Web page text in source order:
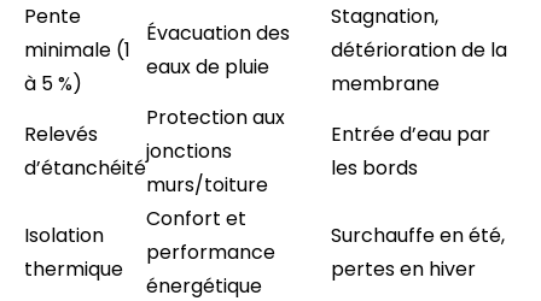
Pente
minimale (1
à 5 %)
Évacuation des
eaux de pluie
Stagnation,
détérioration de la
membrane
Relevés
d’étanchéité
Protection aux
jonctions
murs/toiture
Entrée d’eau par
les bords
Isolation
thermique
Confort et
performance
énergétique
Surchauffe en été,
pertes en hiver